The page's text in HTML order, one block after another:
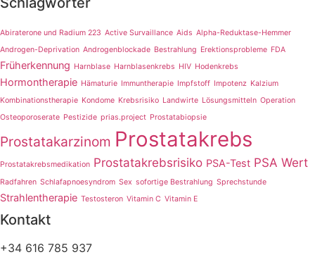
Abiraterone und Radium 223 Active Survaillance Aids Alpha-Reduktase-Hemmer
Androgen-Deprivation Androgenblockade Bestrahlung Erektionsprobleme FDA
Früherkennung Harnblase Harnblasenkrebs HIV Hodenkrebs
Hormontherapie Hämaturie Immuntherapie Impfstoff Impotenz Kalzium
Kombinationstherapie Kondome Krebsrisiko Landwirte Lösungsmitteln Operation
Osteoporoserate Pestizide prias.project Prostatabiopsie
Prostatakarzinom Prostatakrebs
Prostatakrebsmedikation Prostatakrebsrisiko PSA-Test PSA Wert
Radfahren Schlafapnoesyndrom Sex sofortige Bestrahlung Sprechstunde
Strahlentherapie Testosteron Vitamin C Vitamin E
Kontakt
+34 616 785 937